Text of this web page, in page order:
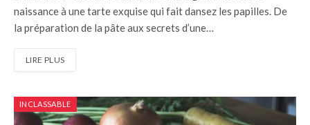
naissance à une tarte exquise qui fait dansez les papilles. De
la préparation de la pâte aux secrets d’une…
LIRE PLUS
INCLASSABLE